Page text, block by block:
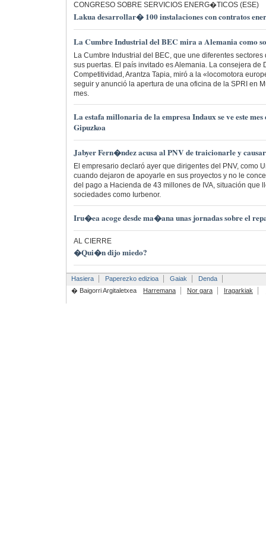
CONGRESO SOBRE SERVICIOS ENERG�TICOS (ESE)
Lakua desarrollar� 100 instalaciones con contratos
La Cumbre Industrial del BEC mira a Alemania como
La Cumbre Industrial del BEC, que une diferentes
sus puertas. El país invitado es Alemania. La consejera de
Competitividad, Arantza Tapia, miró a la «locomotora
seguir y anunció la apertura de una oficina de la SPRI en
mes.
La estafa millonaria de la empresa Indaux se ve este
Gipuzkoa
Jabyer Fern�ndez acusa al PNV de traicionarle y
El empresario declaró ayer que dirigentes del PNV, como
cuando dejaron de apoyarle en sus proyectos y no le
del pago a Hacienda de 43 millones de IVA, situación que
sociedades como Iurbenor.
Iru�ea acoge desde ma�ana unas jornadas sobre el
AL CIERRE
�Qui�n dijo miedo?
Hasiera Paperezko edizioa Gaiak
Denda
� Baigorri Argitaletxea
Harremana Nor gara Iragarkiak